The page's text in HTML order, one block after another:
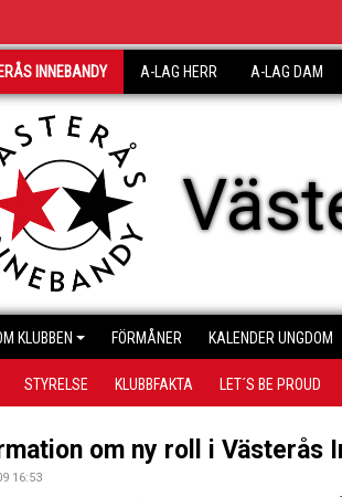
INNEBANDY A-LAG HERR A-LAG DAM
KLUBBEN FÖRMÅNER KALENDER UNGDOM
STYRELSE KLUBBFAKTA LET´S BE PROUD
om ny roll i Västerås
16:53